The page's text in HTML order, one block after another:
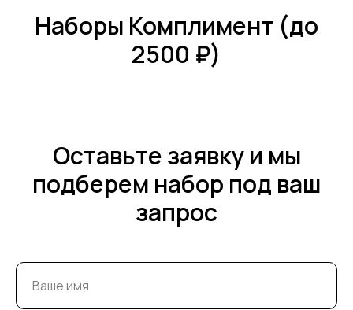
Наборы Комплимент (до
2500 ₽)
Оставьте заявку и мы
подберем набор под ваш
запрос